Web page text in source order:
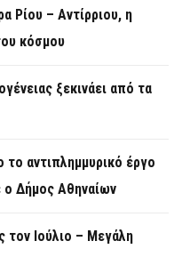
Ρίου – Αντίρριου, η
κόσμου
ξεκινάει από τα
το αντιπλημμυρικό έργο
ο Δήμος Αθηναίων
Ιούλιο – Μεγάλη